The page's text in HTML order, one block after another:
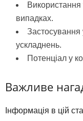
Використання
випадках.
Застосування
ускладнень.
Потенціал у
Важливе
Інформація в цій